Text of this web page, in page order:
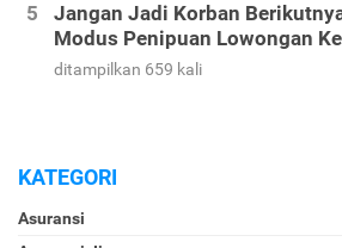
Jangan Jadi Korban
Modus Penipuan Lowongan
ditampilkan 659 kali
KATEGORI
Asuransi